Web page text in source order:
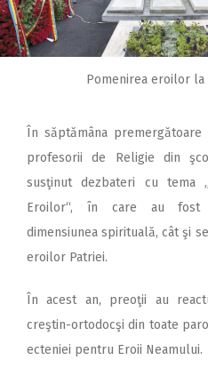
Pomenirea eroilor la
În săptămâna
profesorii de Religie din
susţinut dezbateri cu tema
Eroilor“, în care au fost
dimensiunea spirituală, cât şi
eroilor Patriei.
În acest an, preoţii au
creştin-ortodocşi din toate
ecteniei pentru Eroii Neamului.